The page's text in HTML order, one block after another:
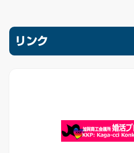
リンク